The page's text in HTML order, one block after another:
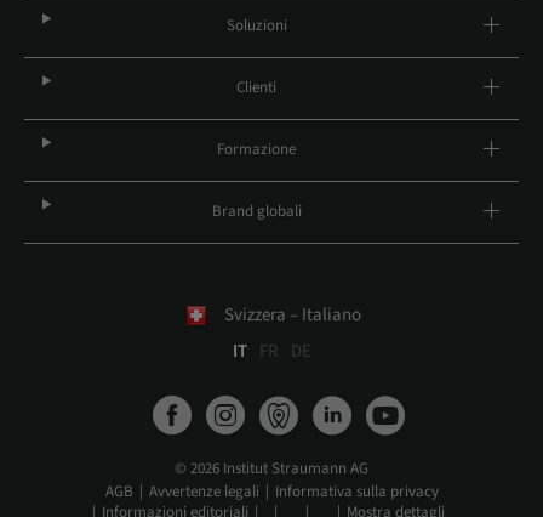
Soluzioni
Clienti
Formazione
Brand globali
Svizzera – Italiano
IT FR DE
© 2026 Institut Straumann AG
AGB
Avvertenze legali
Informativa sulla privacy
Informazioni editoriali
Mostra dettagli